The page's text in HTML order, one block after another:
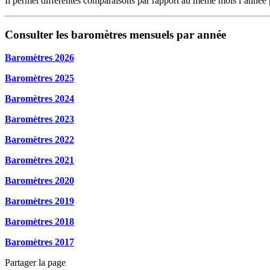
Consulter les baromètres mensuels par année
Baromètres 2026
Baromètres 2025
Baromètres 2024
Baromètres 2023
Baromètres 2022
Baromètres 2021
Baromètres 2020
Baromètres 2019
Baromètres 2018
Baromètres 2017
Partager la page